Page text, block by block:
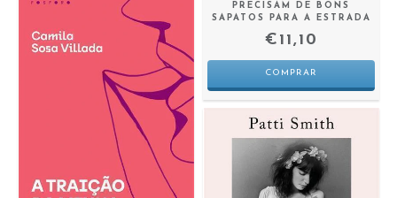
PRECISAM DE BONS
SAPATOS PARA A ESTRADA
€11,10